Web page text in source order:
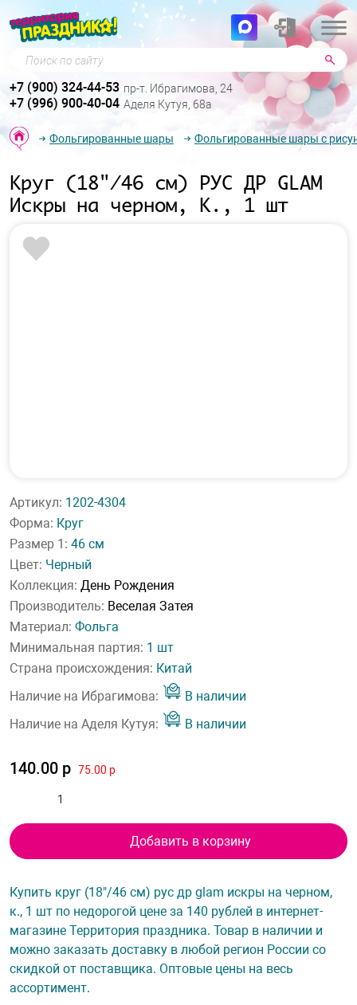
Поиск по сайту
+7 (900) 324-44-53 пр-т. Ибрагимова, 24
+7 (996) 900-40-04 Аделя Кутуя, 68а
Фольгированные шары Фольгированные шары с
Круг (18"/46 см) РУС ДР GLAM
Искры на черном, К., 1 шт
Артикул: 1202-4304
Форма: Круг
Размер 1: 46 см
Цвет: Черный
Коллекция: День Рождения
Производитель: Веселая Затея
Материал: Фольга
Минимальная партия: 1 шт
Страна происхождения: Китай
Наличие на Ибрагимова:
В наличии
Наличие на Аделя Кутуя:
В наличии
140.00 р 75.00 р
Добавить в корзину
Купить круг (18"/46 см) рус др glam искры на черном,
к., 1 шт по недорогой цене за 140 рублей в интернет-
магазине Территория праздника. Товар в наличии и
можно заказать доставку в любой регион России со
скидкой от поставщика. Оптовые цены на весь
ассортимент.